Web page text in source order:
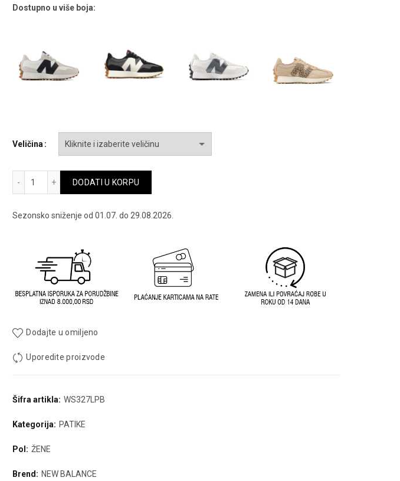
je
14,090.00 RSD.
Dostupno u više boja:
Veličina
DODATI U KORPU
Sezonsko sniženje od 01.07. do 29.08.2026.
Dodajte u omiljeno
Uporedite proizvode
Šifra artikla: WS327LPB
Kategorija: PATIKE
Pol: ŽENE
Brend: NEW BALANCE